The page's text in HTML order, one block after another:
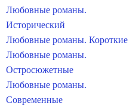
Любовные романы.
Исторический
Любовные романы. Короткие
Любовные романы.
Остросюжетные
Любовные романы.
Современные